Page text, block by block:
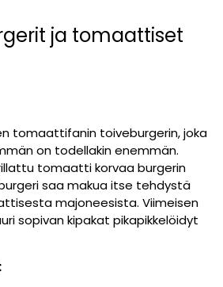
ja tomaattiset
tomaattifanin toiveburgerin, joka
on todellakin enemmän.
tomaatti korvaa burgerin
saa makua itse tehdystä
majoneesista. Viimeisen
sopivan kipakat pikapikkelöidyt